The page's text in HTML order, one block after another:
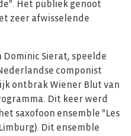
Het publiek genoot
zeer afwisselende
Sierat, speelde
componist
ontbrak Wiener Blut van
Dit keer werd
saxofoon ensemble "Les
Dit ensemble